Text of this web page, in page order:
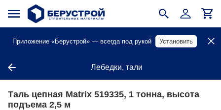
Приложение «Берустрой» — всегда под рукой Установить
Лебедки, тали
Таль цепная Matrix 519335, 1 тонна, высота
подъема 2,5 м